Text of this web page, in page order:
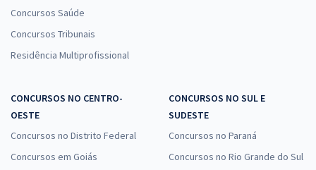
Concursos Saúde
Concursos Tribunais
Residência Multiprofissional
CONCURSOS NO CENTRO-
OESTE
Concursos no Distrito Federal
Concursos em Goiás
CONCURSOS NO SUL E
SUDESTE
Concursos no Paraná
Concursos no Rio Grande do Sul